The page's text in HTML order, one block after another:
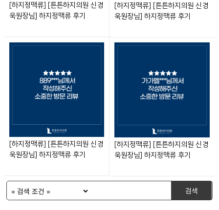
[하지정맥류] [튼튼하지의원 신경
욱원장님] 하지정맥류 후기
[하지정맥류] [튼튼하지의원 신경
욱원장님] 하지정맥류 후기
[하지정맥류] [튼튼하지의원 신경
욱원장님] 하지정맥류 후기
[하지정맥류] [튼튼하지의원 신경
욱원장님] 하지정맥류 후기
검색